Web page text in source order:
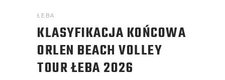
ŁEBA
KLASYFIKACJA KOŃCOWA
ORLEN BEACH VOLLEY
TOUR ŁEBA 2026